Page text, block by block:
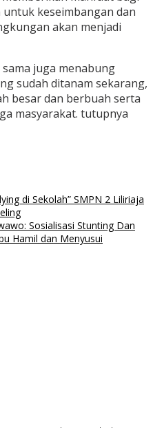
keseimbangan dan
akan menjadi
juga menabung
sudah ditanam sekarang,
besar dan berbuah serta
masyarakat. tutupnya
di Sekolah” SMPN 2 Liliriaja
Sosialisasi Stunting Dan
Hamil dan Menyusui